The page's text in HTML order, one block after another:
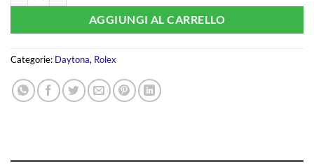
era:
119.00€.
è:
99.00€.
AGGIUNGI AL CARRELLO
Categorie: Daytona, Rolex